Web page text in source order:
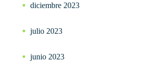
diciembre 2023
julio 2023
junio 2023